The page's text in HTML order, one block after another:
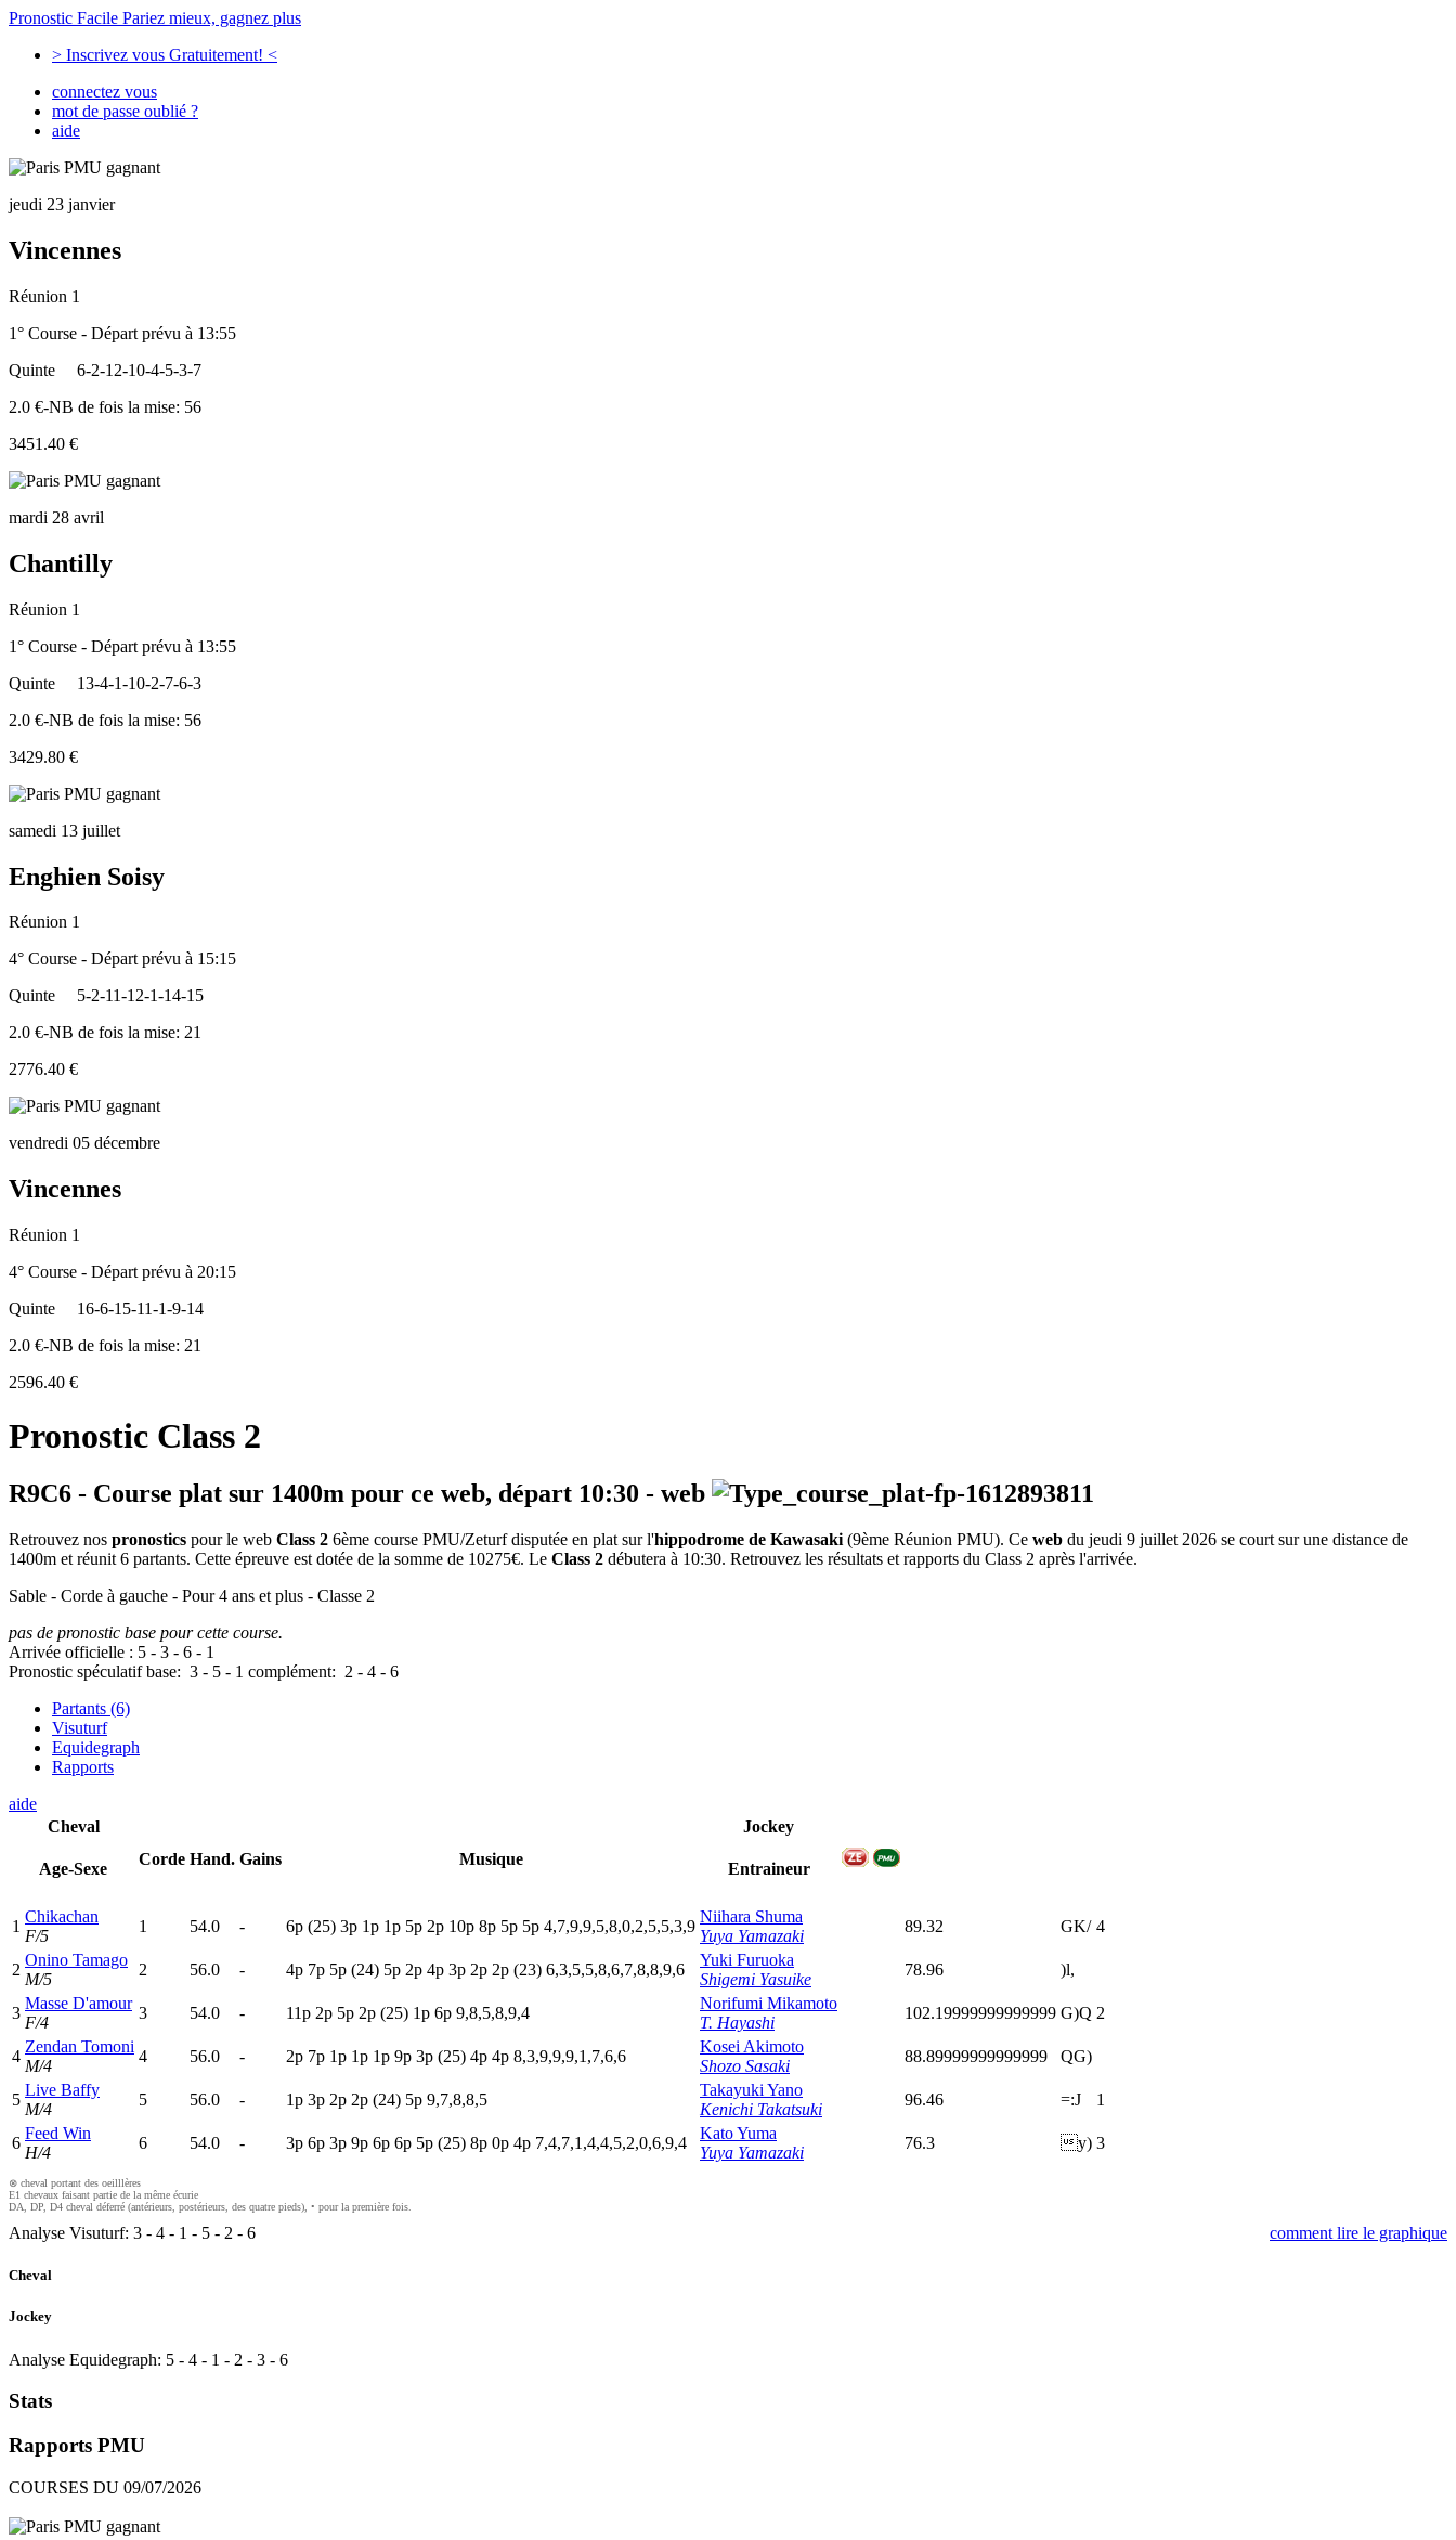
Pronostic Facile Pariez mieux, gagnez plus
> Inscrivez vous Gratuitement! <
connectez vous
mot de passe oublié ?
aide
jeudi 23 janvier
Vincennes
Réunion 1
1° Course - Départ prévu à 13:55
Quinte
6-2-12-10-4-5-3-7
2.0 €-NB de fois la mise: 56
3451.40 €
mardi 28 avril
Chantilly
Réunion 1
1° Course - Départ prévu à 13:55
Quinte
13-4-1-10-2-7-6-3
2.0 €-NB de fois la mise: 56
3429.80 €
samedi 13 juillet
Enghien Soisy
Réunion 1
4° Course - Départ prévu à 15:15
Quinte
5-2-11-12-1-14-15
2.0 €-NB de fois la mise: 21
2776.40 €
vendredi 05 décembre
Vincennes
Réunion 1
4° Course - Départ prévu à 20:15
Quinte
16-6-15-11-1-9-14
2.0 €-NB de fois la mise: 21
2596.40 €
Pronostic Class 2
R9C6 - Course plat sur 1400m pour ce web, départ 10:30 - web
Retrouvez nos pronostics pour le web Class 2 6ème course PMU/Zeturf disputée en plat sur l'hippodrome de Kawasaki (9ème Réunion PMU). Ce web du jeudi 9 juillet 2026 se court sur une distance de
1400m et réunit 6 partants. Cette épreuve est dotée de la somme de 10275€. Le Class 2 débutera à 10:30. Retrouvez les résultats et rapports du Class 2 après l'arrivée.
Sable - Corde à gauche - Pour 4 ans et plus - Classe 2
pas de pronostic base pour cette course.
Arrivée officielle : 5 - 3 - 6 - 1
Pronostic spéculatif base: 3 - 5 - 1 complément: 2 - 4 - 6
Partants (6)
Visuturf
Equidegraph
Rapports
aide
Cheval
Age-Sexe
Corde Hand. Gains Musique
Jockey
Entraineur
1
Chikachan
F/5
1 54.0 - 6p (25) 3p 1p 1p 5p 2p 10p 8p 5p 5p 4,7,9,9,5,8,0,2,5,5,3,9
Niihara Shuma
Yuya Yamazaki
89.32 GK/ 4
2
Onino Tamago
M/5
2 56.0 - 4p 7p 5p (24) 5p 2p 4p 3p 2p 2p (23) 6,3,5,5,8,6,7,8,8,9,6
Yuki Furuoka
Shigemi Yasuike
78.96 )l,
3
Masse D'amour
F/4
3 54.0 - 11p 2p 5p 2p (25) 1p 6p 9,8,5,8,9,4
Norifumi Mikamoto
T. Hayashi
102.19999999999999 G)Q 2
4
Zendan Tomoni
M/4
4 56.0 - 2p 7p 1p 1p 1p 9p 3p (25) 4p 4p 8,3,9,9,9,1,7,6,6
Kosei Akimoto
Shozo Sasaki
88.89999999999999 QG)
5
Live Baffy
M/4
5 56.0 - 1p 3p 2p 2p (24) 5p 9,7,8,8,5
Takayuki Yano
Kenichi Takatsuki
96.46 =:J 1
6
Feed Win
H/4
6 54.0 - 3p 6p 3p 9p 6p 6p 5p (25) 8p 0p 4p 7,4,7,1,4,4,5,2,0,6,9,4
Kato Yuma
Yuya Yamazaki
76.3 y) 3
⊗ cheval portant des oeilllères
E1 chevaux faisant partie de la même écurie
DA, DP, D4 cheval déferré (antérieurs, postérieurs, des quatre pieds), • pour la première fois.
Analyse Visuturf: 3 - 4 - 1 - 5 - 2 - 6 comment lire le graphique
Cheval
Jockey
Analyse Equidegraph: 5 - 4 - 1 - 2 - 3 - 6
Stats
Rapports PMU
COURSES DU 09/07/2026